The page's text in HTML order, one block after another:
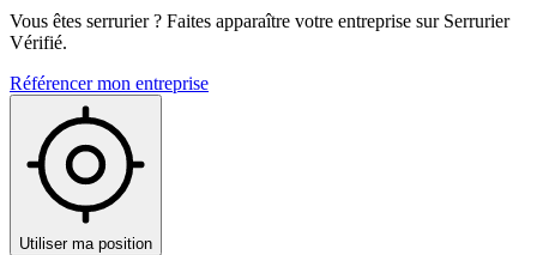
Vous êtes serrurier ? Faites apparaître votre entreprise sur Serrurier
Vérifié.
Référencer mon entreprise
Utiliser ma position